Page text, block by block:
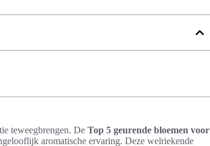
teweegbrengen. De Top 5 geurende bloemen voor
aromatische ervaring. Deze welriekende